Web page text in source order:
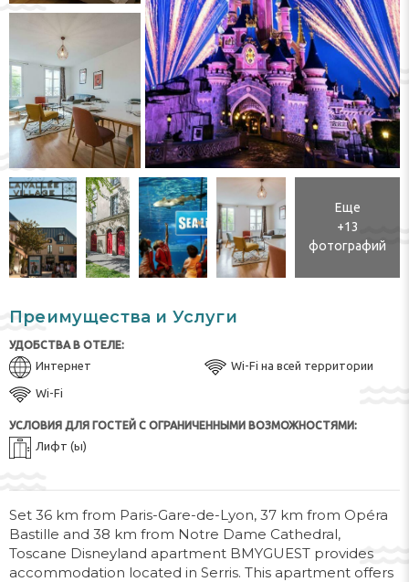
Еще
+13
фотографий
Преимущества и Услуги
УДОБСТВА В ОТЕЛЕ:
Интернет Wi-Fi на всей территории
Wi-Fi
УСЛОВИЯ ДЛЯ ГОСТЕЙ С ОГРАНИЧЕННЫМИ ВОЗМОЖНОСТЯМИ:
Лифт (ы)
Set 36 km from Paris-Gare-de-Lyon, 37 km from Opéra
Bastille and 38 km from Notre Dame Cathedral,
Toscane Disneyland apartment BMYGUEST provides
accommodation located in Serris. This apartment offers